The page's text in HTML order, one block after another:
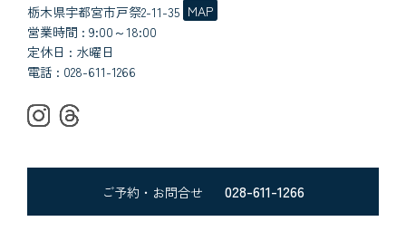
栃木県宇都宮市戸祭2-11-35 MAP
営業時間 : 9:00～18:00
定休日 : 水曜日
電話 : 028-611-1266
ご予約・お問合せ 028-611-1266